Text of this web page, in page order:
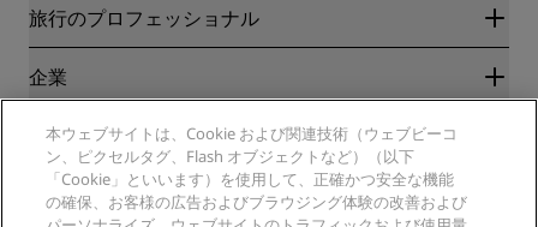
Radisson Rewards
ブログ
目的地
ラディソンホテルアプリ
スポーツ認定ホテル
ファミリーフレンドリーホテル
旅行のプロフェッショナル
パートナー
旅行代理店
企業
Radisson Hotel Group
メディア
キャリアRHG
採用情報PPHE
法務
プライバシー通知
法的通知
ヘルプ
本ウェブサイトは、Cookie および関連技術（ウェブビーコ
ン、ピクセルタグ、Flash オブジェクトなど）（以下
「Cookie」といいます）を使用して、正確かつ安全な機能
の確保、お客様の広告およびブラウジング体験の改善および